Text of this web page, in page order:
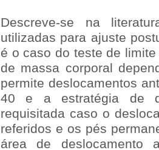
Descreve-se na
utilizadas para ajuste
é o caso do teste de
de massa corporal
permite deslocamentos
40 e a estratégia de
requisitada caso o
referidos e os pés
área de deslocamento